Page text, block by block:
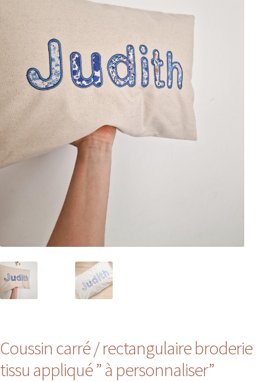
Coussin carré / rectangulaire broderie
tissu appliqué ” à personnaliser”